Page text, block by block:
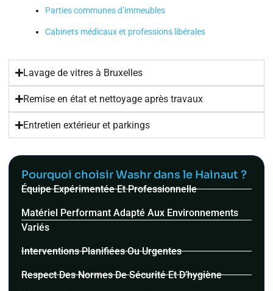
Parties communes d’immeubles
Cabinets médicaux et professions libérales
Lavage de vitres à Bruxelles
Remise en état et nettoyage après travaux
Entretien extérieur et parkings
Pourquoi choisir Washr dans le Hainaut ?
Équipe Expérimentée Et Professionnelle
Matériel Performant Adapté Aux Environnements
Variés
Interventions Planifiées Ou Urgentes
Respect Des Normes De Sécurité Et D’hygiène